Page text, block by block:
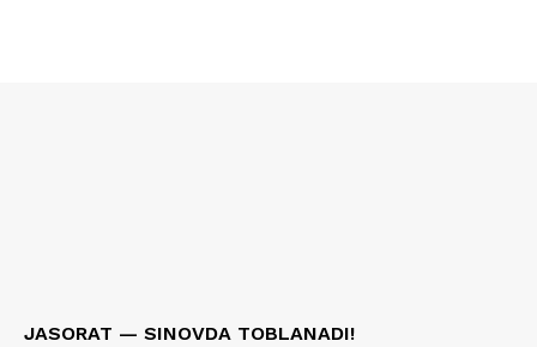
JASORAT — SINOVDA TOBLANADI!